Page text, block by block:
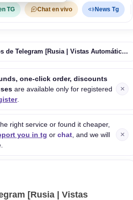
TG Chat en vivo News Tg
Miembros de Telegram [Rusia | Vistas Automáticas de Nuevas Publicaciones | Canal | 0-1 / H | 100K / Día | Ninguna Gota | Recarga 60D]
one-click order, discounts
are available only for registered
.
×
right service or found it cheaper,
you in tg or chat, and we will
×
[Rusia | Vistas